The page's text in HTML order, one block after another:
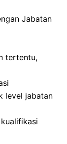
Jabatan
tertentu,
level jabatan